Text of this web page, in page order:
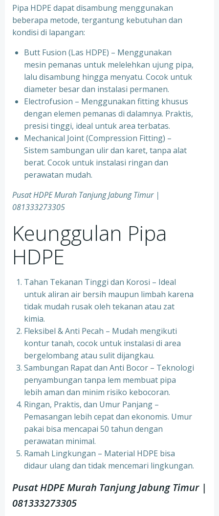
Pipa HDPE dapat disambung menggunakan
beberapa metode, tergantung kebutuhan dan
kondisi di lapangan:
Butt Fusion (Las HDPE) – Menggunakan
mesin pemanas untuk melelehkan ujung pipa,
lalu disambung hingga menyatu. Cocok untuk
diameter besar dan instalasi permanen.
Electrofusion – Menggunakan fitting khusus
dengan elemen pemanas di dalamnya. Praktis,
presisi tinggi, ideal untuk area terbatas.
Mechanical Joint (Compression Fitting) –
Sistem sambungan ulir dan karet, tanpa alat
berat. Cocok untuk instalasi ringan dan
perawatan mudah.
Pusat HDPE Murah Tanjung Jabung Timur |
081333273305
Keunggulan Pipa
HDPE
Tahan Tekanan Tinggi dan Korosi – Ideal
untuk aliran air bersih maupun limbah karena
tidak mudah rusak oleh tekanan atau zat
kimia.
Fleksibel & Anti Pecah – Mudah mengikuti
kontur tanah, cocok untuk instalasi di area
bergelombang atau sulit dijangkau.
Sambungan Rapat dan Anti Bocor – Teknologi
penyambungan tanpa lem membuat pipa
lebih aman dan minim risiko kebocoran.
Ringan, Praktis, dan Umur Panjang –
Pemasangan lebih cepat dan ekonomis. Umur
pakai bisa mencapai 50 tahun dengan
perawatan minimal.
Ramah Lingkungan – Material HDPE bisa
didaur ulang dan tidak mencemari lingkungan.
Pusat HDPE Murah Tanjung Jabung Timur |
081333273305